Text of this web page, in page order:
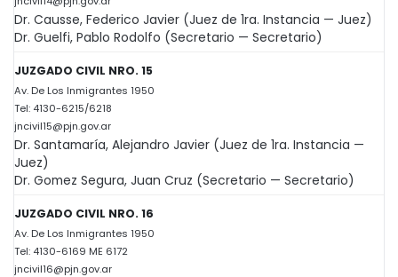
Dr. Causse, Federico Javier (Juez de 1ra. Instancia — Juez)
Dr. Guelfi, Pablo Rodolfo (Secretario — Secretario)
JUZGADO CIVIL NRO. 15
Av. De Los Inmigrantes 1950
Tel: 4130-6215/6218
jncivil15@pjn.gov.ar
Dr. Santamaría, Alejandro Javier (Juez de 1ra. Instancia —
Juez)
Dr. Gomez Segura, Juan Cruz (Secretario — Secretario)
JUZGADO CIVIL NRO. 16
Av. De Los Inmigrantes 1950
Tel: 4130-6169 ME 6172
jncivil16@pjn.gov.ar